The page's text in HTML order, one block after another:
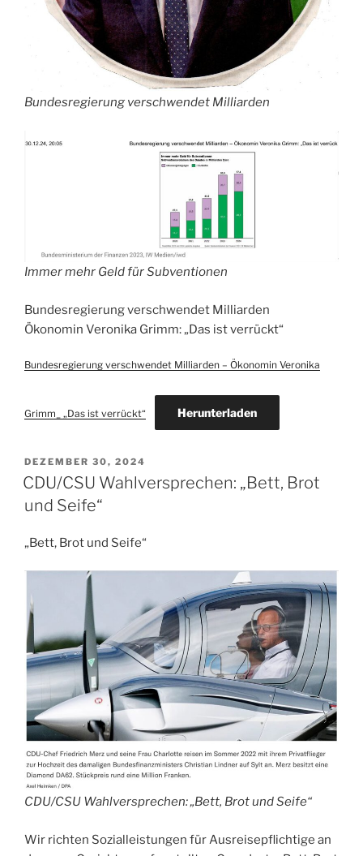
Bundesregierung verschwendet Milliarden
Immer mehr Geld für Subventionen
Bundesregierung verschwendet Milliarden
Ökonomin Veronika Grimm: „Das ist verrückt“
Bundesregierung verschwendet Milliarden – Ökonomin Veronika
Grimm_ „Das ist verrückt“ Herunterladen
VERÖFFENTLICHT
AM
DEZEMBER 30, 2024
CDU/CSU Wahlversprechen: „Bett, Brot
und Seife“
„Bett, Brot und Seife“
CDU/CSU Wahlversprechen: „Bett, Brot und Seife“
Wir richten Sozialleistungen für Ausreisepflichtige an